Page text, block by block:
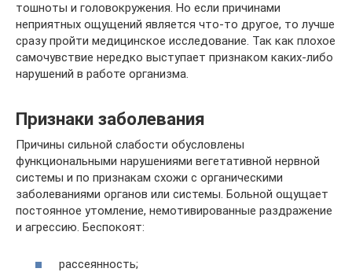
тошноты и головокружения. Но если причинами
неприятных ощущений является что-то другое, то лучше
сразу пройти медицинское исследование. Так как плохое
самочувствие нередко выступает признаком каких-либо
нарушений в работе организма.
Признаки заболевания
Причины сильной слабости обусловлены
функциональными нарушениями вегетативной нервной
системы и по признакам схожи с органическими
заболеваниями органов или системы. Больной ощущает
постоянное утомление, немотивированные раздражение
и агрессию. Беспокоят:
рассеянность;